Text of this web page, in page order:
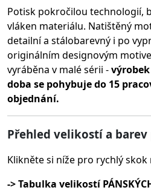
Potisk pokročilou technologií,
vláken materiálu. Natištěný
detailní a stálobarevný i po
originálním designovým
vyráběna v malé sérii -výrobek
doba se pohybuje do 15
objednání.
Přehled velikostí a
Klikněte si níže pro rychlý skok
-> Tabulka velikostí